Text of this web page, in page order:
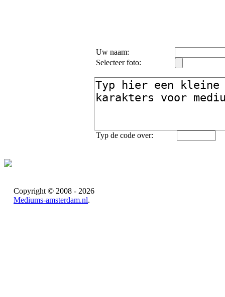
Uw naam:
Selecteer foto:
Typ de code over:
Copyright © 2008 - 2026
Mediums-amsterdam.nl.